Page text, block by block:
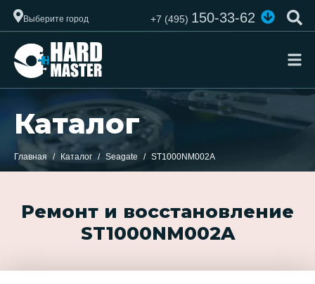
Выберите город +7 (495)150-33-62
Каталог
Главная Каталог Seagate ST1000NM002A
Ремонт и восстановление
ST1000NM002A